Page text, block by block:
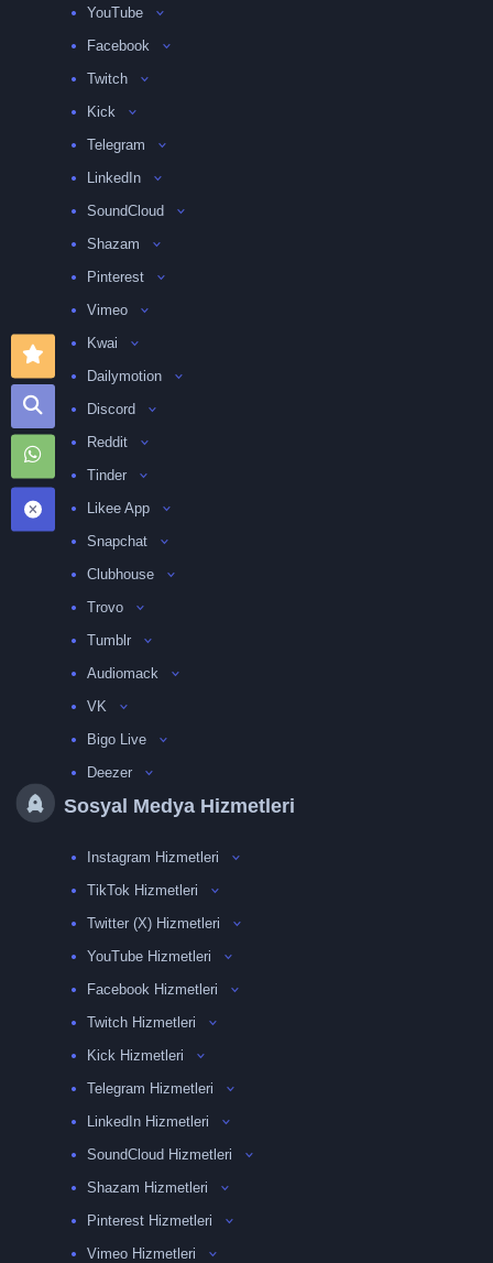
YouTube
Facebook
Twitch
Kick
Telegram
LinkedIn
SoundCloud
Shazam
Pinterest
Vimeo
Kwai
Dailymotion
Discord
Reddit
Tinder
Likee App
Snapchat
Clubhouse
Trovo
Tumblr
Audiomack
VK
Bigo Live
Deezer
Sosyal Medya Hizmetleri
Instagram Hizmetleri
TikTok Hizmetleri
Twitter (X) Hizmetleri
YouTube Hizmetleri
Facebook Hizmetleri
Twitch Hizmetleri
Kick Hizmetleri
Telegram Hizmetleri
LinkedIn Hizmetleri
SoundCloud Hizmetleri
Shazam Hizmetleri
Pinterest Hizmetleri
Vimeo Hizmetleri